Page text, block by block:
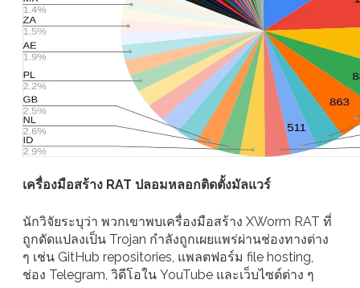
เครื่องมือสร้าง RAT ปลอมหลอกติดตั้งมัลแวร์
นักวิจัยระบุว่า พวกเขาพบเครื่องมือสร้าง XWorm RAT ที่
ถูกดัดแปลงเป็น Trojan กำลังถูกเผยแพร่ผ่านช่องทางต่าง
ๆ เช่น GitHub repositories, แพลตฟอร์ม file hosting,
ช่อง Telegram, วิดีโอใน YouTube และเว็บไซต์ต่าง ๆ